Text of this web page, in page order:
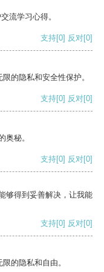
流学习心得。
支持[0] 反对[0]
的隐私和安全性保护。
支持[0] 反对[0]
奥秘。
支持[0] 反对[0]
够得到妥善解决，让我能
支持[0] 反对[0]
的隐私和自由。